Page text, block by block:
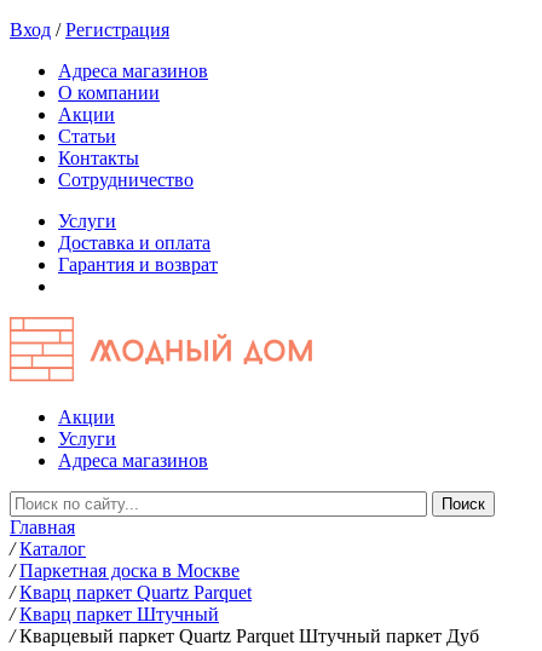
Вход /Регистрация
Адреса магазинов
О компании
Акции
Статьи
Контакты
Сотрудничество
Услуги
Доставка и оплата
Гарантия и возврат
Акции
Услуги
Адреса магазинов
Главная
/ Каталог
/ Паркетная доска в Москве
/ Кварц паркет Quartz Parquet
/ Кварц паркет Штучный
/ Кварцевый паркет Quartz Parquet Штучный паркет Дуб